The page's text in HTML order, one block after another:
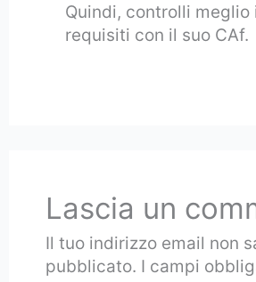
Quindi, controlli meglio
requisiti con il suo CAf.
Lascia un
Il tuo indirizzo email non
pubblicato. I campi